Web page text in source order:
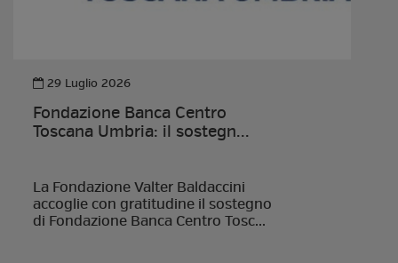
29 Luglio 2026
Fondazione Banca Centro
Toscana Umbria: il sostegn...
La Fondazione Valter Baldaccini
accoglie con gratitudine il sostegno
di Fondazione Banca Centro Tosc...